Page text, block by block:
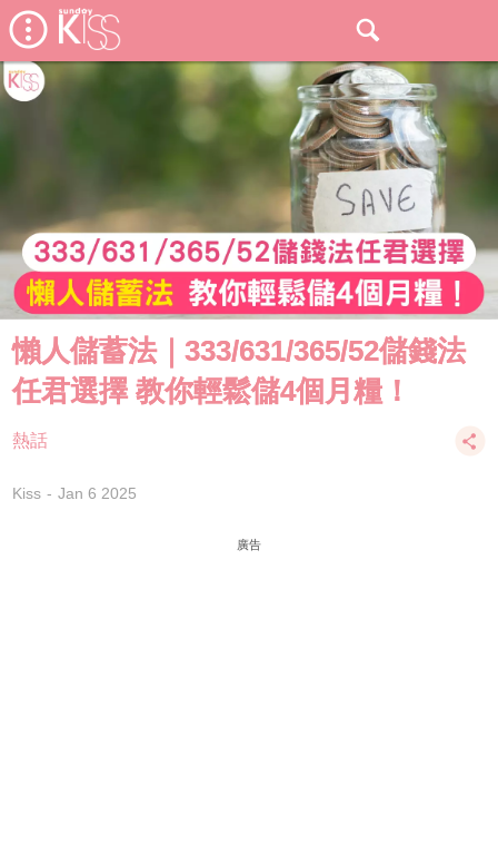
懶人儲蓄法｜333/631/365/52儲錢法
任君選擇 教你輕鬆儲4個月糧！
熱話
Kiss Jan 6 2025
廣告